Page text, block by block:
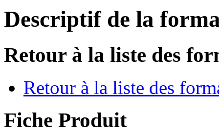
Descriptif de la
Retour à la liste des
Retour à la liste des
Fiche Produit